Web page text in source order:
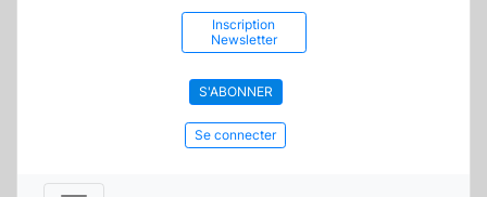
Inscription
Newsletter
S'ABONNER
Se connecter